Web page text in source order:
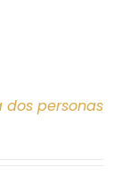
dos personas